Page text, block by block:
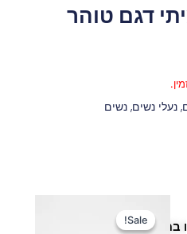
דגם טוהר
, נעלי נשים, נשים
במיוחד בשבילך
Sale!
Sale!